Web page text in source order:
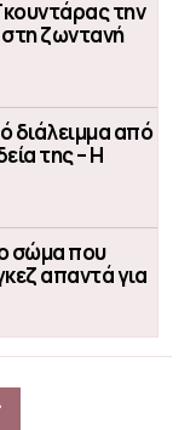
την
στη ζωντανή
διάλειμμα από
της – Η
σώμα που
απαντά για